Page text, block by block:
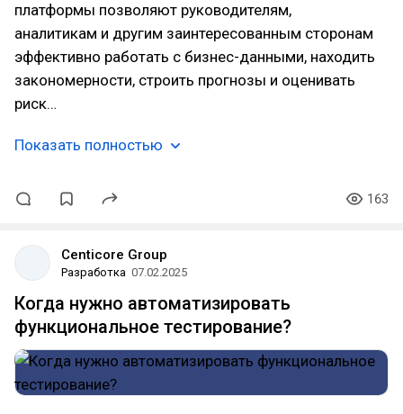
платформы позволяют руководителям,
аналитикам и другим заинтересованным сторонам
эффективно работать с бизнес-данными, находить
закономерности, строить прогнозы и оценивать
риск…
Показать полностью
163
Centicore Group
Разработка 07.02.2025
Когда нужно автоматизировать
функциональное тестирование?